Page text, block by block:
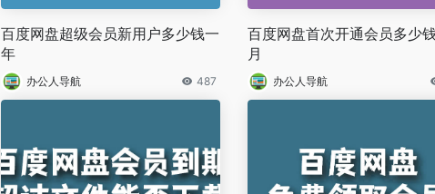
百度网盘超级会员新用户多少钱一
年
办公人导航 487
百度网盘首次开通会员多少
月
办公人导航